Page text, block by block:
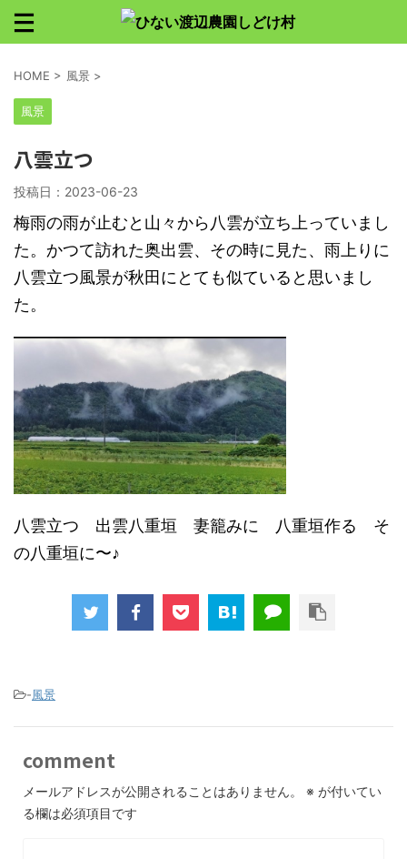
HOME > 風景 >
風景
八雲立つ
投稿日： 2023-06-23
梅雨の雨が止むと山々から八雲が立ち上っていまし
た。かつて訪れた奥出雲、その時に見た、雨上りに
八雲立つ風景が秋田にとても似ていると思いまし
た。
八雲立つ 出雲八重垣 妻籠みに 八重垣作る そ
の八重垣に〜♪
-風景
comment
メールアドレスが公開されることはありません。 ※ が付いてい
る欄は必須項目です